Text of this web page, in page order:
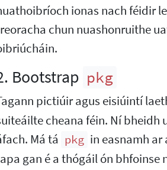
ionas nach féidir
chun nuashonruithe
Bootstrap pkg
pictiúir agus eisiúintí
cheana féin. Ní bheidh
Má tá pkg in easnamh ar
gan é a thógáil ón bhfoinse